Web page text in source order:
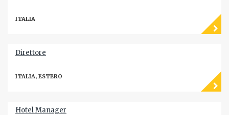
ITALIA
Direttore
ITALIA, ESTERO
Hotel Manager